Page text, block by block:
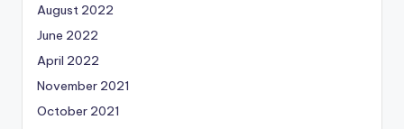
August 2022
June 2022
April 2022
November 2021
October 2021